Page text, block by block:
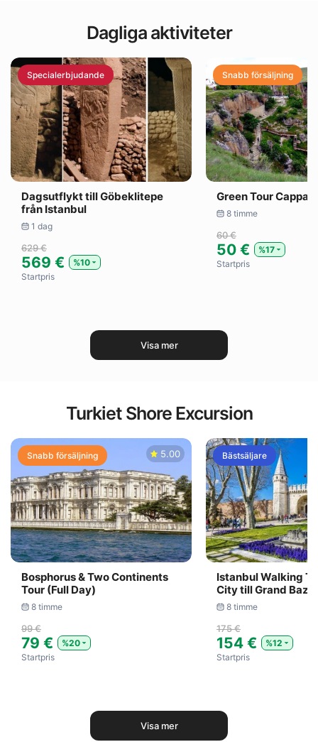
Dagliga aktiviteter
Specialerbjudande
Dagsutflykt till Göbeklitepe
från Istanbul
1 dag
629 €
569 €
%10
Startpris
Snabb försäljning
Green Tour
8 timme
60 €
50 €
%17
Startpris
Visa mer
Turkiet Shore Excursion
Snabb försäljning 5.00
Bosphorus & Two Continents
Tour (Full Day)
8 timme
99 €
79 €
%20
Startpris
Bästsäljare
Istanbul Walking
City till Grand
8 timme
175 €
154 €
%12
Startpris
Visa mer